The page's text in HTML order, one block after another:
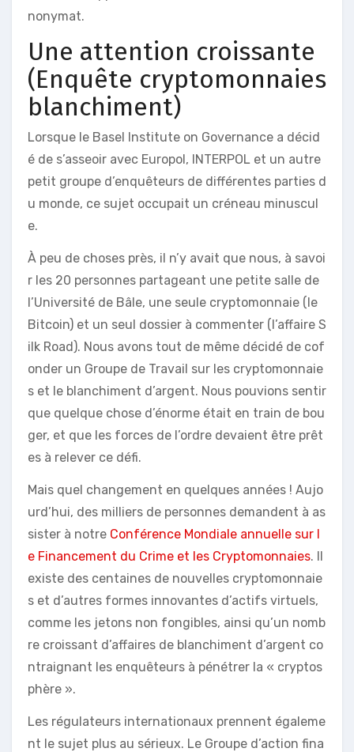
nonymat.
Une attention croissante
(Enquête cryptomonnaies
blanchiment)
Lorsque le Basel Institute on Governance a décid
é de s’asseoir avec Europol, INTERPOL et un autre
petit groupe d’enquêteurs de différentes parties d
u monde, ce sujet occupait un créneau minuscul
e.
À peu de choses près, il n’y avait que nous, à savoi
r les 20 personnes partageant une petite salle de
l’Université de Bâle, une seule cryptomonnaie (le
Bitcoin) et un seul dossier à commenter (l’affaire S
ilk Road). Nous avons tout de même décidé de cof
onder un Groupe de Travail sur les cryptomonnaie
s et le blanchiment d’argent. Nous pouvions sentir
que quelque chose d’énorme était en train de bou
ger, et que les forces de l’ordre devaient être prêt
es à relever ce défi.
Mais quel changement en quelques années ! Aujo
urd’hui, des milliers de personnes demandent à as
sister à notre Conférence Mondiale annuelle sur l
e Financement du Crime et les Cryptomonnaies. Il
existe des centaines de nouvelles cryptomonnaie
s et d’autres formes innovantes d’actifs virtuels,
comme les jetons non fongibles, ainsi qu’un nomb
re croissant d’affaires de blanchiment d’argent co
ntraignant les enquêteurs à pénétrer la « cryptos
phère ».
Les régulateurs internationaux prennent égaleme
nt le sujet plus au sérieux. Le Groupe d’action fina